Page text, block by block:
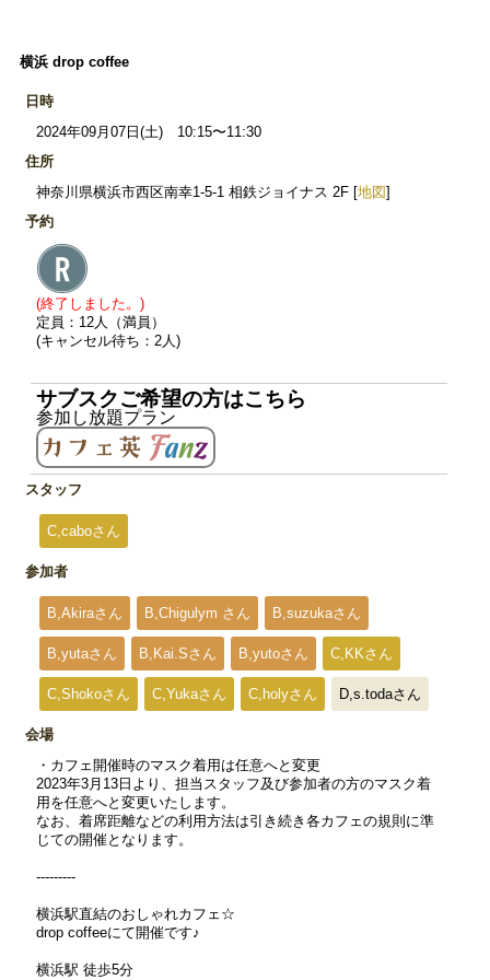
横浜 drop coffee
日時
2024年09月07日(土) 10:15〜11:30
住所
神奈川県横浜市西区南幸1-5-1 相鉄ジョイナス 2F [地図]
予約
(終了しました。)
定員：12人（満員）
(キャンセル待ち：2人)
サブスクご希望の方はこちら
参加し放題プラン
スタッフ
C,caboさん
参加者
B,Akiraさん B,Chigulym さん B,suzukaさん
B,yutaさん B,Kai.Sさん B,yutoさん C,KKさん
C,Shokoさん C,Yukaさん C,holyさん D,s.todaさん
会場
・カフェ開催時のマスク着用は任意へと変更
2023年3月13日より、担当スタッフ及び参加者の方のマスク着
用を任意へと変更いたします。
なお、着席距離などの利用方法は引き続き各カフェの規則に準
じての開催となります。
---------
横浜駅直結のおしゃれカフェ☆
drop coffeeにて開催です♪
横浜駅 徒歩5分